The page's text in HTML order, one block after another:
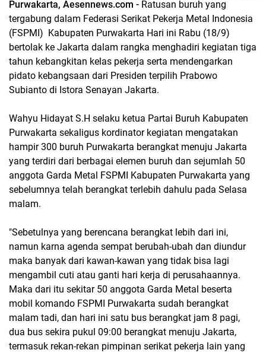
Purwakarta, Aesennews.com - Ratusan buruh yang
tergabung dalam Federasi Serikat Pekerja Metal Indonesia
(FSPMI) Kabupaten Purwakarta Hari ini Rabu (18/9)
bertolak ke Jakarta dalam rangka menghadiri kegiatan tiga
tahun kebangkitan kelas pekerja serta mendengarkan
pidato kebangsaan dari Presiden terpilih Prabowo
Subianto di Istora Senayan Jakarta.
Wahyu Hidayat S.H selaku ketua Partai Buruh Kabupaten
Purwakarta sekaligus kordinator kegiatan mengatakan
hampir 300 buruh Purwakarta berangkat menuju Jakarta
yang terdiri dari berbagai elemen buruh dan sejumlah 50
anggota Garda Metal FSPMI Kabupaten Purwakarta yang
sebelumnya telah berangkat terlebih dahulu pada Selasa
malam.
"Sebetulnya yang berencana berangkat lebih dari ini,
namun karna agenda sempat berubah-ubah dan diundur
maka banyak dari kawan-kawan yang tidak bisa lagi
mengambil cuti atau ganti hari kerja di perusahaannya.
Maka dari itu sekitar 50 anggota Garda Metal beserta
mobil komando FSPMI Purwakarta sudah berangkat
malam tadi, dan hari ini satu bus berangkat jam 8 pagi,
dua bus sekira pukul 09:00 berangkat menuju Jakarta,
termasuk rekan-rekan pimpinan serikat pekerja lain yang